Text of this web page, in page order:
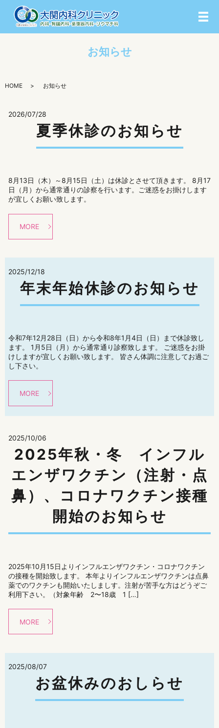
メ
お知らせ
HOME お知らせ
2026/07/28
夏季休診のお知らせ
8月13日（木）～8月15日（土）は休診とさせて頂きます。 8月17
日（月）から通常通りの診察を行います。ご迷惑をお掛けします
が宜しくお願い致します。
MORE
2025/12/18
年末年始休診のお知らせ
令和7年12月28日（日）から令和8年1月4日（日）まで休診致し
ます。 1月5日（月）から通常通り診察致します。 ご迷惑をお掛
けしますが宜しくお願い致します。 皆さん体調に注意してお過ご
し下さい。
MORE
2025/10/06
2025年秋・冬 インフル
エンザワクチン（注射・点
鼻）、コロナワクチン接種
開始のお知らせ
2025年10月15日よりインフルエンザワクチン・コロナワクチン
の接種を開始致します。 本年よりインフルエンザワクチンは点鼻
薬でのワクチンも開始いたしましす。注射が苦手な方はどうぞご
利用下さい。（対象年齢 2〜18歳 1 […]
MORE
2025/08/07
お盆休みのおしらせ